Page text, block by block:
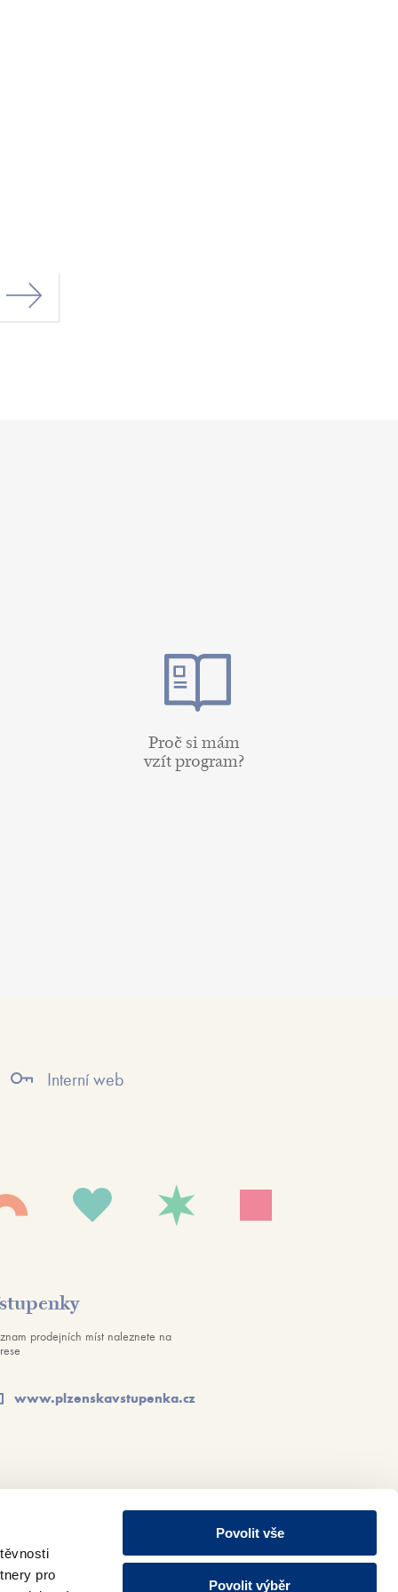
pro
Povolit vše
Povolit výběr
Proč si mám
vzít program?
Interní web
prodejních míst naleznete na
www.plzenskavstupenka.cz